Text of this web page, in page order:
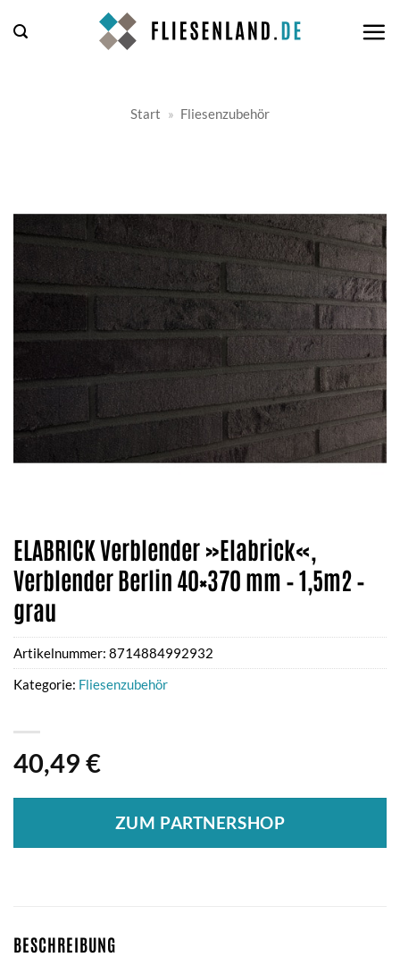
Inhalt
Start » Fliesenzubehör
ELABRICK Verblender »Elabrick«,
Verblender Berlin 40×370 mm – 1,5m2 –
grau
40,49 €
ZUM PARTNERSHOP
Artikelnummer: 8714884992932
Kategorie: Fliesenzubehör
BESCHREIBUNG